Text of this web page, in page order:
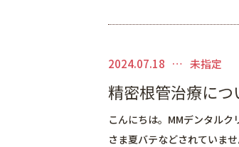
2024.07.18 未指定
精密根管治療につ
こんにちは。MMデンタル
さま夏バテなどされていま